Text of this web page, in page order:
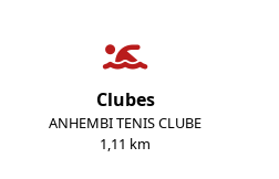
Clubes
ANHEMBI TENIS CLUBE
1,11 km